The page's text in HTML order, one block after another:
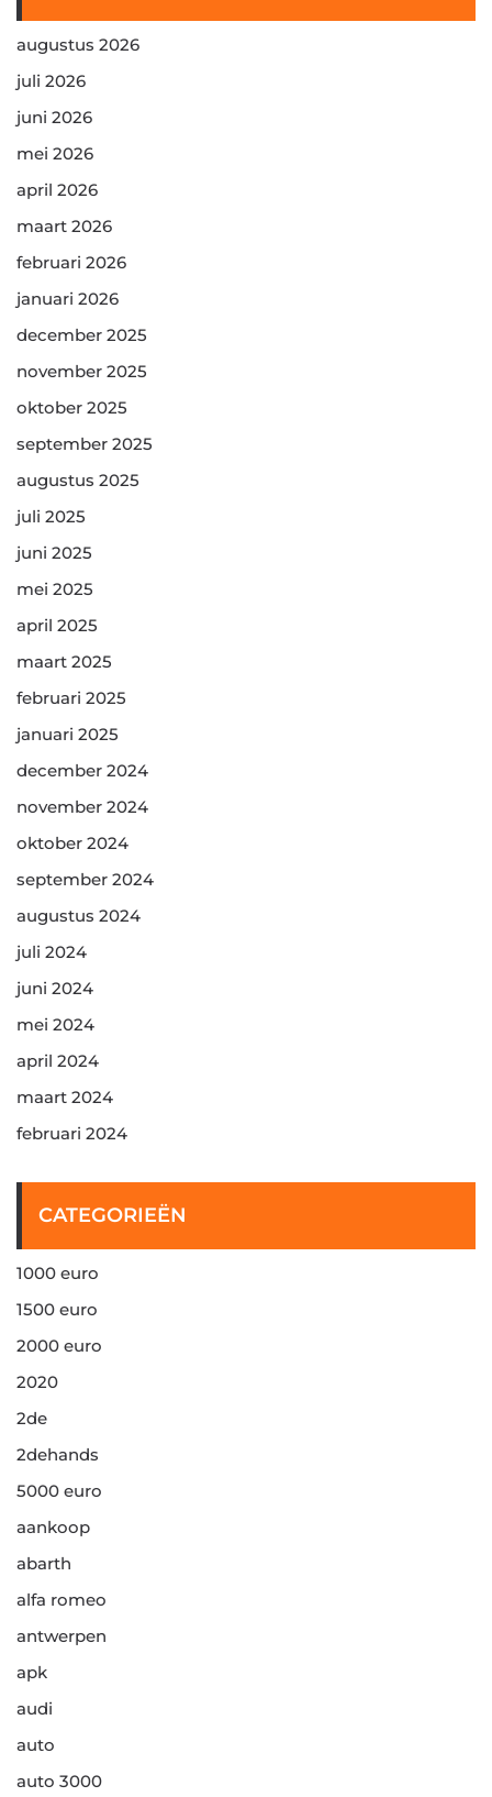
augustus 2026
juli 2026
juni 2026
mei 2026
april 2026
maart 2026
februari 2026
januari 2026
december 2025
november 2025
oktober 2025
september 2025
augustus 2025
juli 2025
juni 2025
mei 2025
april 2025
maart 2025
februari 2025
januari 2025
december 2024
november 2024
oktober 2024
september 2024
augustus 2024
juli 2024
juni 2024
mei 2024
april 2024
maart 2024
februari 2024
CATEGORIEËN
1000 euro
1500 euro
2000 euro
2020
2de
2dehands
5000 euro
aankoop
abarth
alfa romeo
antwerpen
apk
audi
auto
auto 3000